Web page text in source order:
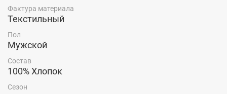
Фактура материала
Текстильный
Пол
Мужской
Состав
100% Хлопок
Сезон